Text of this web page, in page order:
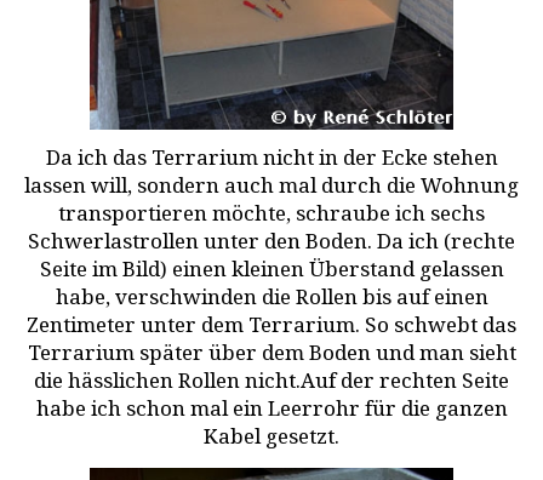
Da ich das Terrarium nicht in der Ecke stehen
lassen will, sondern auch mal durch die Wohnung
transportieren möchte, schraube ich sechs
Schwerlastrollen unter den Boden. Da ich (rechte
Seite im Bild) einen kleinen Überstand gelassen
habe, verschwinden die Rollen bis auf einen
Zentimeter unter dem Terrarium. So schwebt das
Terrarium später über dem Boden und man sieht
die hässlichen Rollen nicht.Auf der rechten Seite
habe ich schon mal ein Leerrohr für die ganzen
Kabel gesetzt.